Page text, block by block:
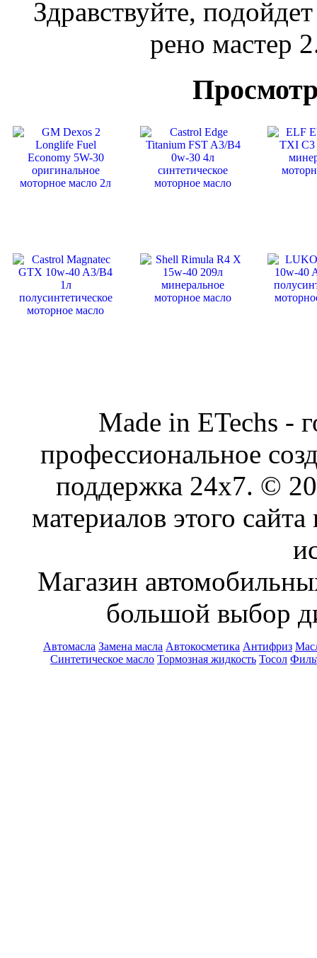
Здравствуйте,
рено мастер
Made in ETechs -
профессиональное
поддержка 24x7. ©
материалов этого
Магазин
большой выбор
Автомасла Замена масла Автокосметика Антифриз
Синтетическое масло Тормозная жидкость Тосол